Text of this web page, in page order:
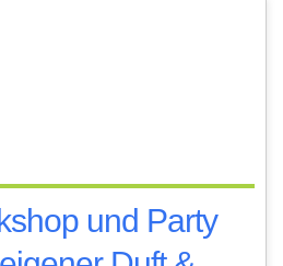
und Party